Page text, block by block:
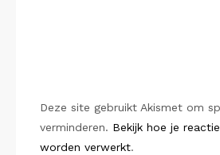
Deze site gebruikt Akismet om
verminderen. Bekijk hoe je
worden verwerkt.